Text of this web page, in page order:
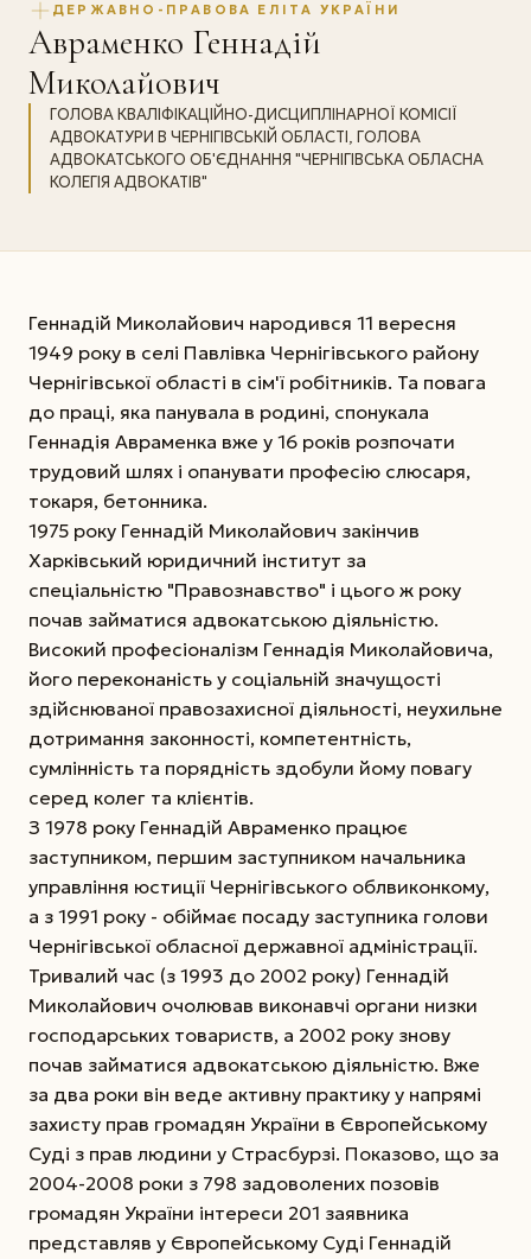
ДЕРЖАВНО-ПРАВОВА ЕЛІТА УКРАЇНИ
Авраменко Геннадій
Миколайович
ГОЛОВА КВАЛІФІКАЦІЙНО-ДИСЦИПЛІНАРНОЇ КОМІСІЇ
АДВОКАТУРИ В ЧЕРНІГІВСЬКІЙ ОБЛАСТІ, ГОЛОВА
АДВОКАТСЬКОГО ОБ'ЄДНАННЯ "ЧЕРНІГІВСЬКА ОБЛАСНА
КОЛЕГІЯ АДВОКАТІВ"
Геннадій Миколайович народився 11 вересня
1949 року в селі Павлівка Чернігівського району
Чернігівської області в сім'ї робітників. Та повага
до праці, яка панувала в родині, спонукала
Геннадія Авраменка вже у 16 років розпочати
трудовий шлях і опанувати професію слюсаря,
токаря, бетонника.
1975 року Геннадій Миколайович закінчив
Харківський юридичний інститут за
спеціальністю "Правознавство" і цього ж року
почав займатися адвокатською діяльністю.
Високий професіоналізм Геннадія Миколайовича,
його переконаність у соціальній значущості
здійснюваної правозахисної діяльності, неухильне
дотримання законності, компетентність,
сумлінність та порядність здобули йому повагу
серед колег та клієнтів.
З 1978 року Геннадій Авраменко працює
заступником, першим заступником начальника
управління юстиції Чернігівського облвиконкому,
а з 1991 року - обіймає посаду заступника голови
Чернігівської обласної державної адміністрації.
Тривалий час (з 1993 до 2002 року) Геннадій
Миколайович очолював виконавчі органи низки
господарських товариств, а 2002 року знову
почав займатися адвокатською діяльністю. Вже
за два роки він веде активну практику у напрямі
захисту прав громадян України в Європейському
Суді з прав людини у Страсбурзі. Показово, що за
2004-2008 роки з 798 задоволених позовів
громадян України інтереси 201 заявника
представляв у Європейському Суді Геннадій